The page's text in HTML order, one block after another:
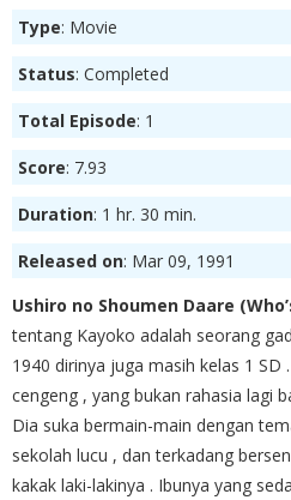
Type: Movie
Status: Completed
Total Episode: 1
Score: 7.93
Duration: 1 hr. 30 min.
Released on: Mar 09, 1991
Ushiro no Shoumen Daare
tentang Kayoko adalah seorang
1940 dirinya juga masih kelas 1 SD
cengeng , yang bukan rahasia lagi
Dia suka bermain-main dengan
sekolah lucu , dan terkadang
kakak laki-lakinya . Ibunya yang